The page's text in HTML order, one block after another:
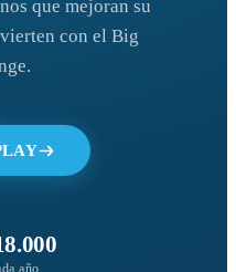
que mejoran su
con el Big
año